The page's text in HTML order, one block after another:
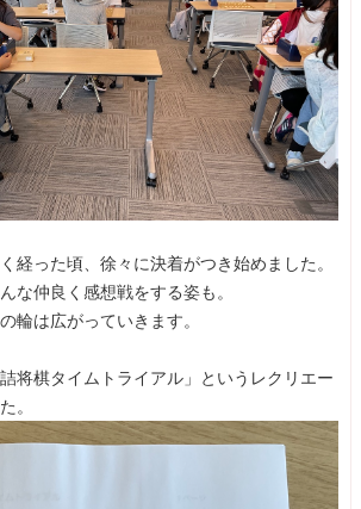
経った頃、徐々に決着がつき始めました。
な仲良く感想戦をする姿も。
輪は広がっていきます。
将棋タイムトライアル」というレクリエー
。